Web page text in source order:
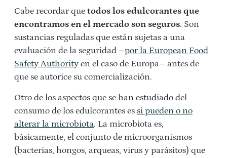
Cabe recordar que todos los edulcorantes que
encontramos en el mercado son seguros. Son
sustancias reguladas que están sujetas a una
evaluación de la seguridad –por la European Food
Safety Authority en el caso de Europa– antes de
que se autorice su comercialización.
Otro de los aspectos que se han estudiado del
consumo de los edulcorantes es si pueden o no
alterar la microbiota. La microbiota es,
básicamente, el conjunto de microorganismos
(bacterias, hongos, arqueas, virus y parásitos) que